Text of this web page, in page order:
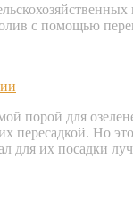
с помощью
порой для
пересадкой. Но
для их посадки